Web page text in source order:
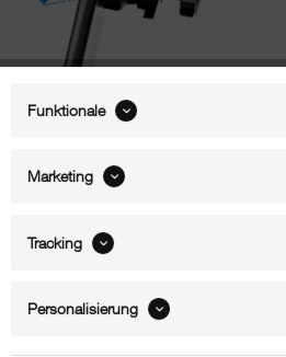
xMount@Cover Mount – iPhone 12
Windschutzscheibe. Einfach iPhone 12
Funktionale
Marketing
Tracking
Personalisierung